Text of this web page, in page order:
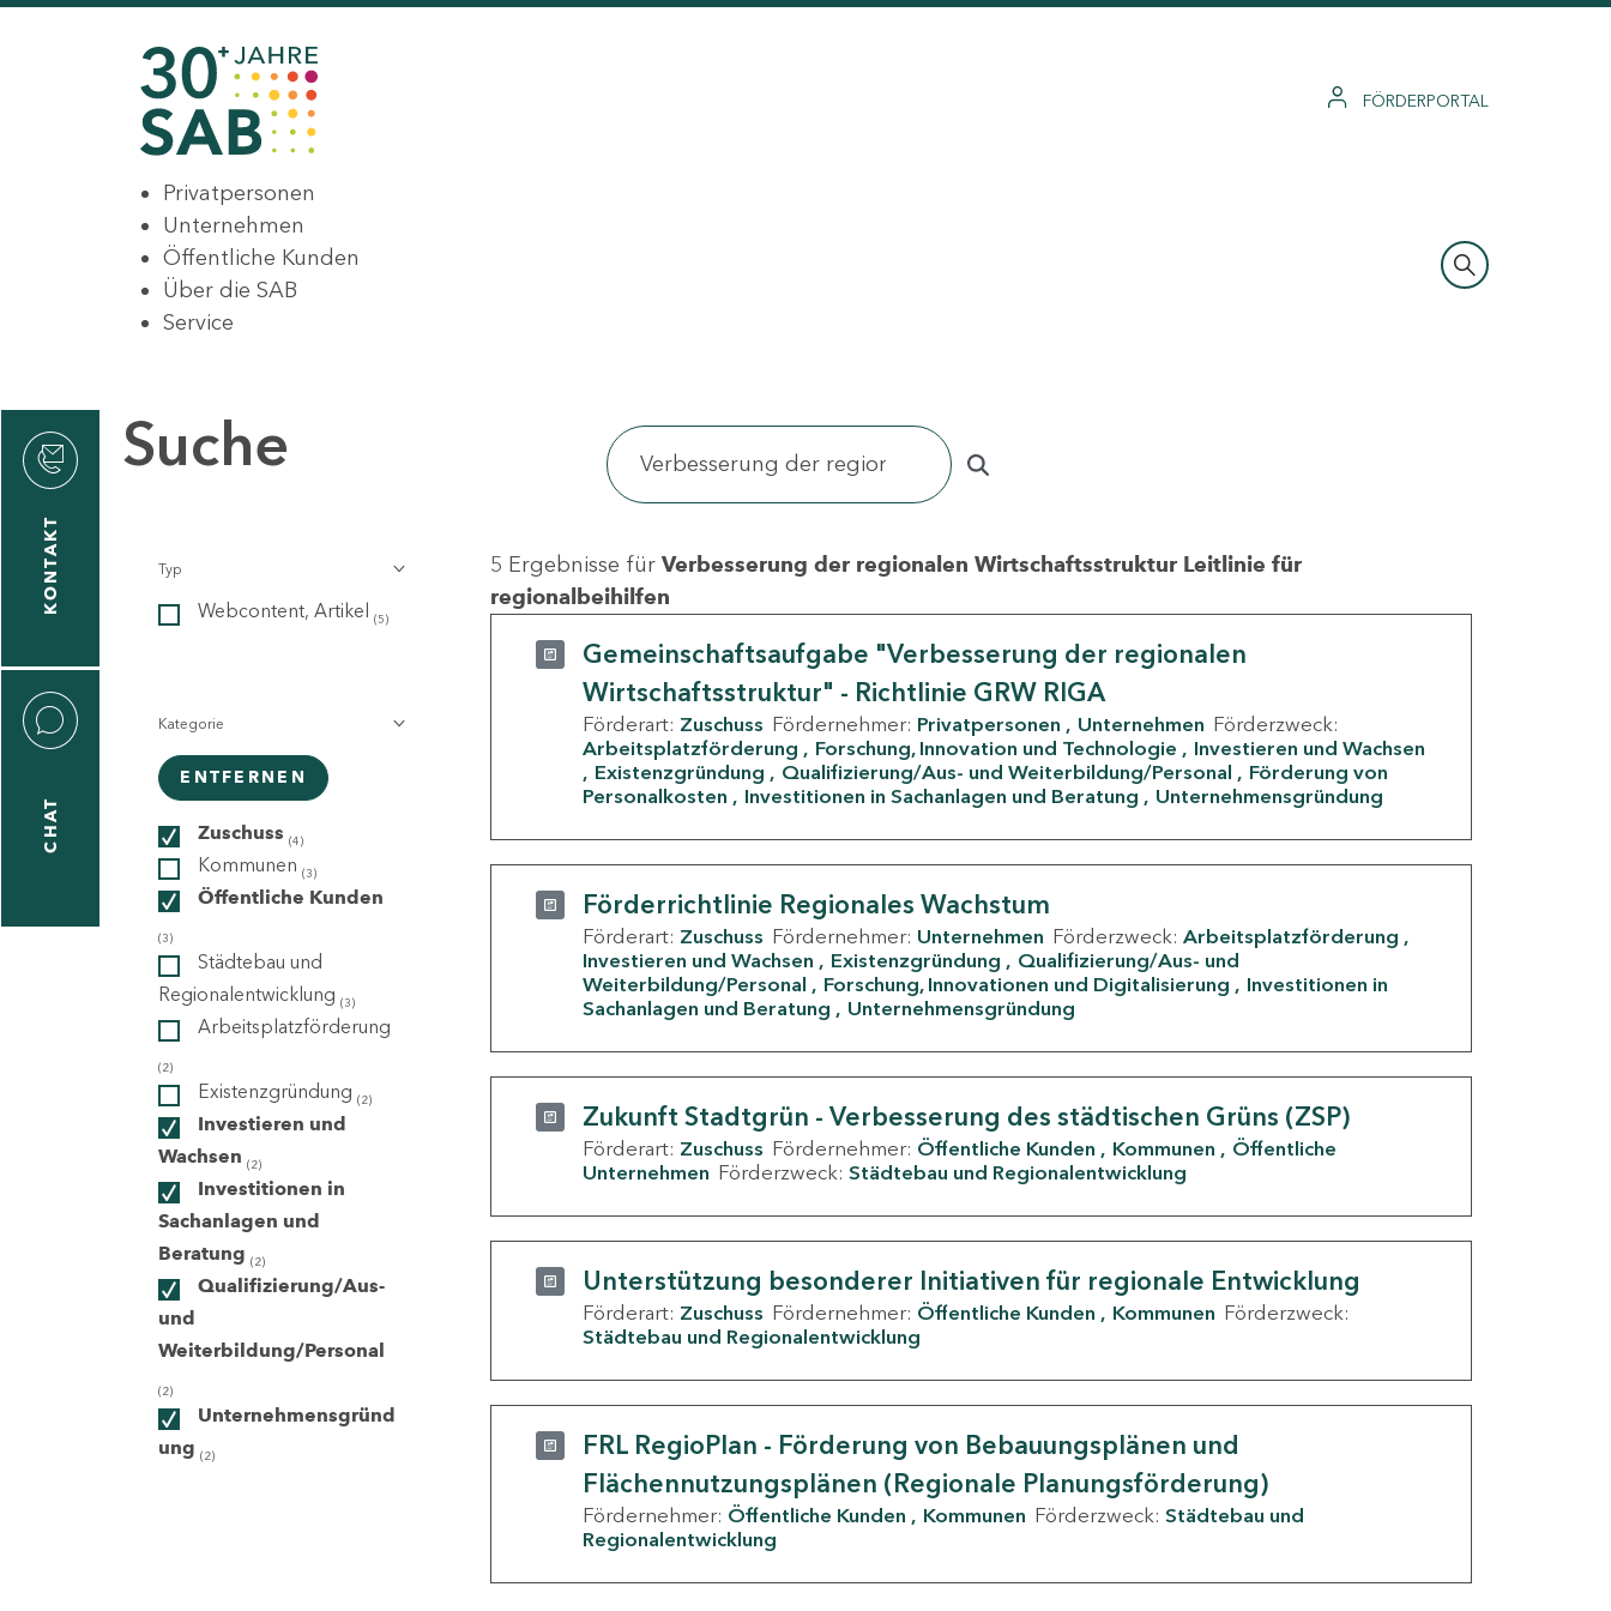
FÖRDERPORTAL
Privatpersonen
Unternehmen
Öffentliche Kunden
Über die SAB
Service
KONTAKT
CHAT
Suche
Typ
Webcontent, Artikel (5)
Kategorie
ENTFERNEN
Zuschuss (4)
Kommunen (3)
Öffentliche Kunden
(3)
Städtebau und
Regionalentwicklung (3)
Arbeitsplatzförderung
(2)
Existenzgründung (2)
Investieren und
Wachsen (2)
Investitionen in
Sachanlagen und
Beratung (2)
Qualifizierung/Aus-
und
Weiterbildung/Personal
(2)
Unternehmensgründ
ung (2)
5 Ergebnisse für Verbesserung der regionalen Wirtschaftsstruktur Leitlinie für
regionalbeihilfen
Gemeinschaftsaufgabe "Verbesserung der regionalen
Wirtschaftsstruktur" - Richtlinie GRW RIGA
Förderart: Zuschuss Fördernehmer: Privatpersonen Unternehmen Förderzweck:
Arbeitsplatzförderung
Forschung, Innovation und Technologie
Investieren und Wachsen
Existenzgründung
Qualifizierung/Aus- und Weiterbildung/Personal
Förderung von
Personalkosten
Investitionen in Sachanlagen und Beratung Unternehmensgründung
Förderrichtlinie Regionales Wachstum
Förderart: Zuschuss Fördernehmer: Unternehmen Förderzweck: Arbeitsplatzförderung
Investieren und Wachsen
Existenzgründung
Qualifizierung/Aus- und
Weiterbildung/Personal
Forschung, Innovationen und Digitalisierung
Investitionen in
Sachanlagen und Beratung
Unternehmensgründung
Zukunft Stadtgrün - Verbesserung des städtischen Grüns (ZSP)
Förderart: Zuschuss Fördernehmer: Öffentliche Kunden Kommunen
Öffentliche
Unternehmen Förderzweck: Städtebau und Regionalentwicklung
Unterstützung besonderer Initiativen für regionale Entwicklung
Förderart: Zuschuss Fördernehmer: Öffentliche Kunden Kommunen Förderzweck:
Städtebau und Regionalentwicklung
FRL RegioPlan - Förderung von Bebauungsplänen und
Flächennutzungsplänen (Regionale Planungsförderung)
Fördernehmer: Öffentliche Kunden Kommunen Förderzweck: Städtebau und
Regionalentwicklung